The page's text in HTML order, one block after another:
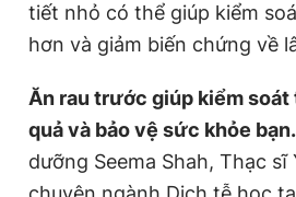
tiết nhỏ có thể giúp kiểm
hơn và giảm biến chứng về
Ăn rau trước giúp kiểm
quả và bảo vệ sức khỏe bạn.
dưỡng Seema Shah, Thạc